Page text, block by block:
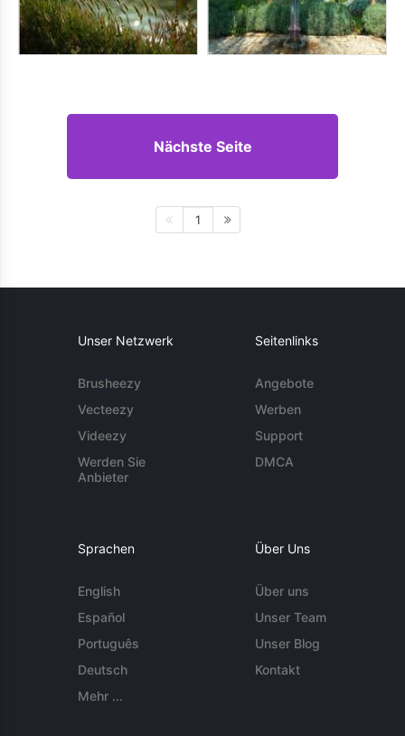
Nächste Seite
1
Unser Netzwerk
Brusheezy
Vecteezy
Videezy
Werden Sie
Anbieter
Seitenlinks
Angebote
Werben
Support
DMCA
Sprachen
English
Español
Português
Deutsch
Mehr ...
Über Uns
Über uns
Unser Team
Unser Blog
Kontakt